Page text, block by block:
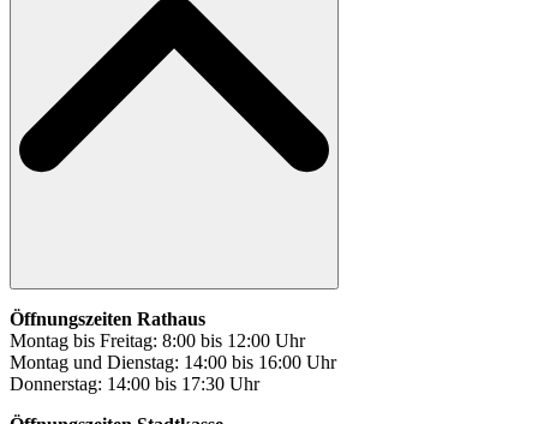
Öffnungszeiten Rathaus
Montag bis Freitag: 8:00 bis 12:00 Uhr
Montag und Dienstag: 14:00 bis 16:00 Uhr
Donnerstag: 14:00 bis 17:30 Uhr